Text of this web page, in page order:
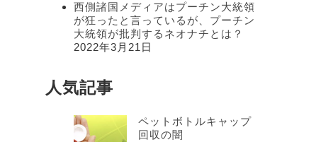
西側諸国メディアはプーチン大統領
が狂ったと言っているが、プーチン
大統領が批判するネオナチとは？
2022年3月21日
人気記事
ペットボトルキャップ
回収の闇